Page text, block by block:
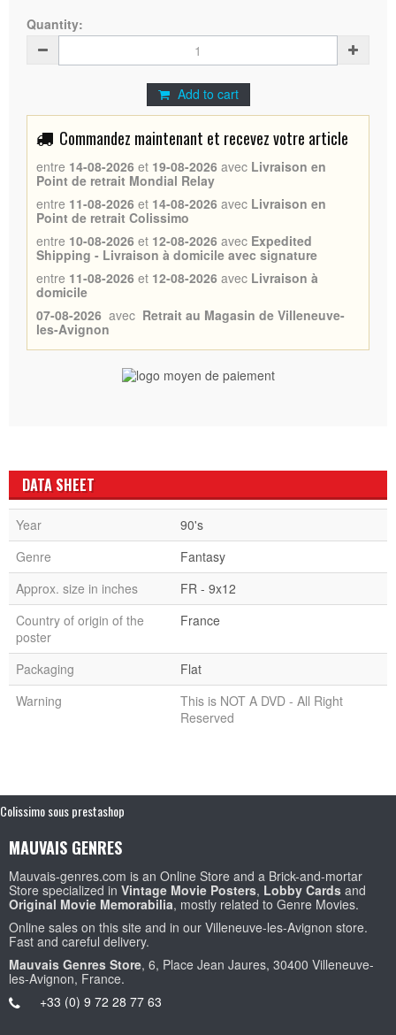
Quantity:
Add to cart
Commandez maintenant et recevez votre article
entre 14-08-2026 et 19-08-2026 avec Livraison en
Point de retrait Mondial Relay
entre 11-08-2026 et 14-08-2026 avec Livraison en
Point de retrait Colissimo
entre 10-08-2026 et 12-08-2026 avec Expedited
Shipping - Livraison à domicile avec signature
entre 11-08-2026 et 12-08-2026 avec Livraison à
domicile
07-08-2026 avec Retrait au Magasin de Villeneuve-
les-Avignon
DATA SHEET
Year
90's
Genre
Fantasy
Approx. size in inches
FR - 9x12
Country of origin of the
poster
France
Packaging
Flat
Warning
This is NOT A DVD - All Right
Reserved
Colissimo sous prestashop
MAUVAIS GENRES
Mauvais-genres.com is an Online Store and a Brick-and-mortar
Store specialized in Vintage Movie Posters, Lobby Cards and
Original Movie Memorabilia, mostly related to Genre Movies.
Online sales on this site and in our Villeneuve-les-Avignon store.
Fast and careful delivery.
Mauvais Genres Store, 6, Place Jean Jaures, 30400 Villeneuve-
les-Avignon, France.
+33 (0) 9 72 28 77 63